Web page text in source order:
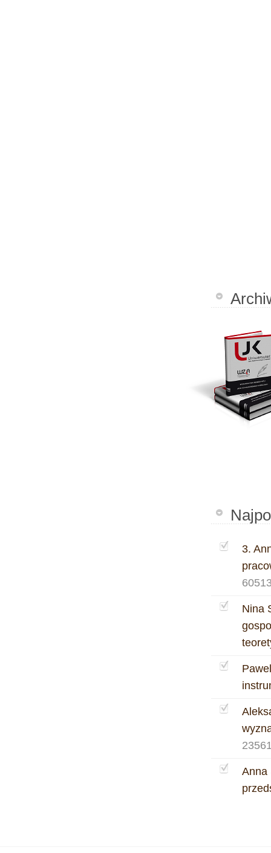
3.
Nina
Anna